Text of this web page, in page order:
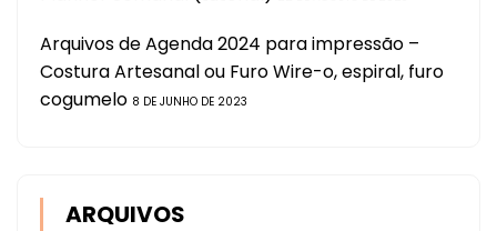
Arquivos de Agenda 2024 para impressão –
Costura Artesanal ou Furo Wire-o, espiral, furo
cogumelo 8 DE JUNHO DE 2023
ARQUIVOS